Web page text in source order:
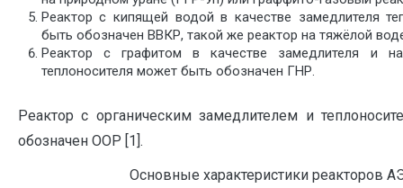
Реактор с кипящей водой в качестве замедлителя
быть обозначен ВВКР, такой же реактор на тяжёлой
Реактор с графитом в качестве замедлителя и
теплоносителя может быть обозначен ГНР.
Реактор с органическим замедлителем и
обозначен ООР [1].
Основные характеристики реакторов